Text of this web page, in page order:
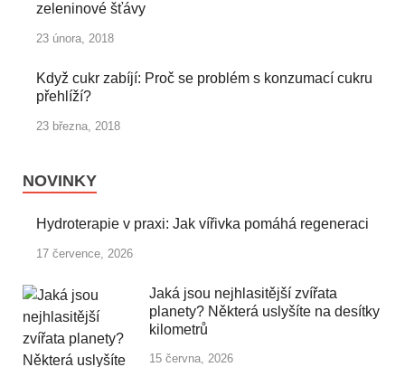
zeleninové šťávy
23 února, 2018
Když cukr zabíjí: Proč se problém s konzumací cukru
přehlíží?
23 března, 2018
NOVINKY
Hydroterapie v praxi: Jak vířivka pomáhá regeneraci
17 července, 2026
Jaká jsou nejhlasitější zvířata
planety? Některá uslyšíte na desítky
kilometrů
15 června, 2026